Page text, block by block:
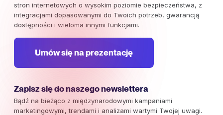
stron internetowych o wysokim poziomie bezpieczeństwa, z
integracjami dopasowanymi do Twoich potrzeb, gwarancją
dostępności i wieloma innymi funkcjami.
Umów się na prezentację
Zapisz się do naszego newslettera
Bądź na bieżąco z międzynarodowymi kampaniami
marketingowymi, trendami i analizami wartymi Twojej uwagi.